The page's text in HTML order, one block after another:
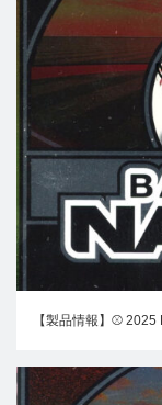
【製品情報】⚾